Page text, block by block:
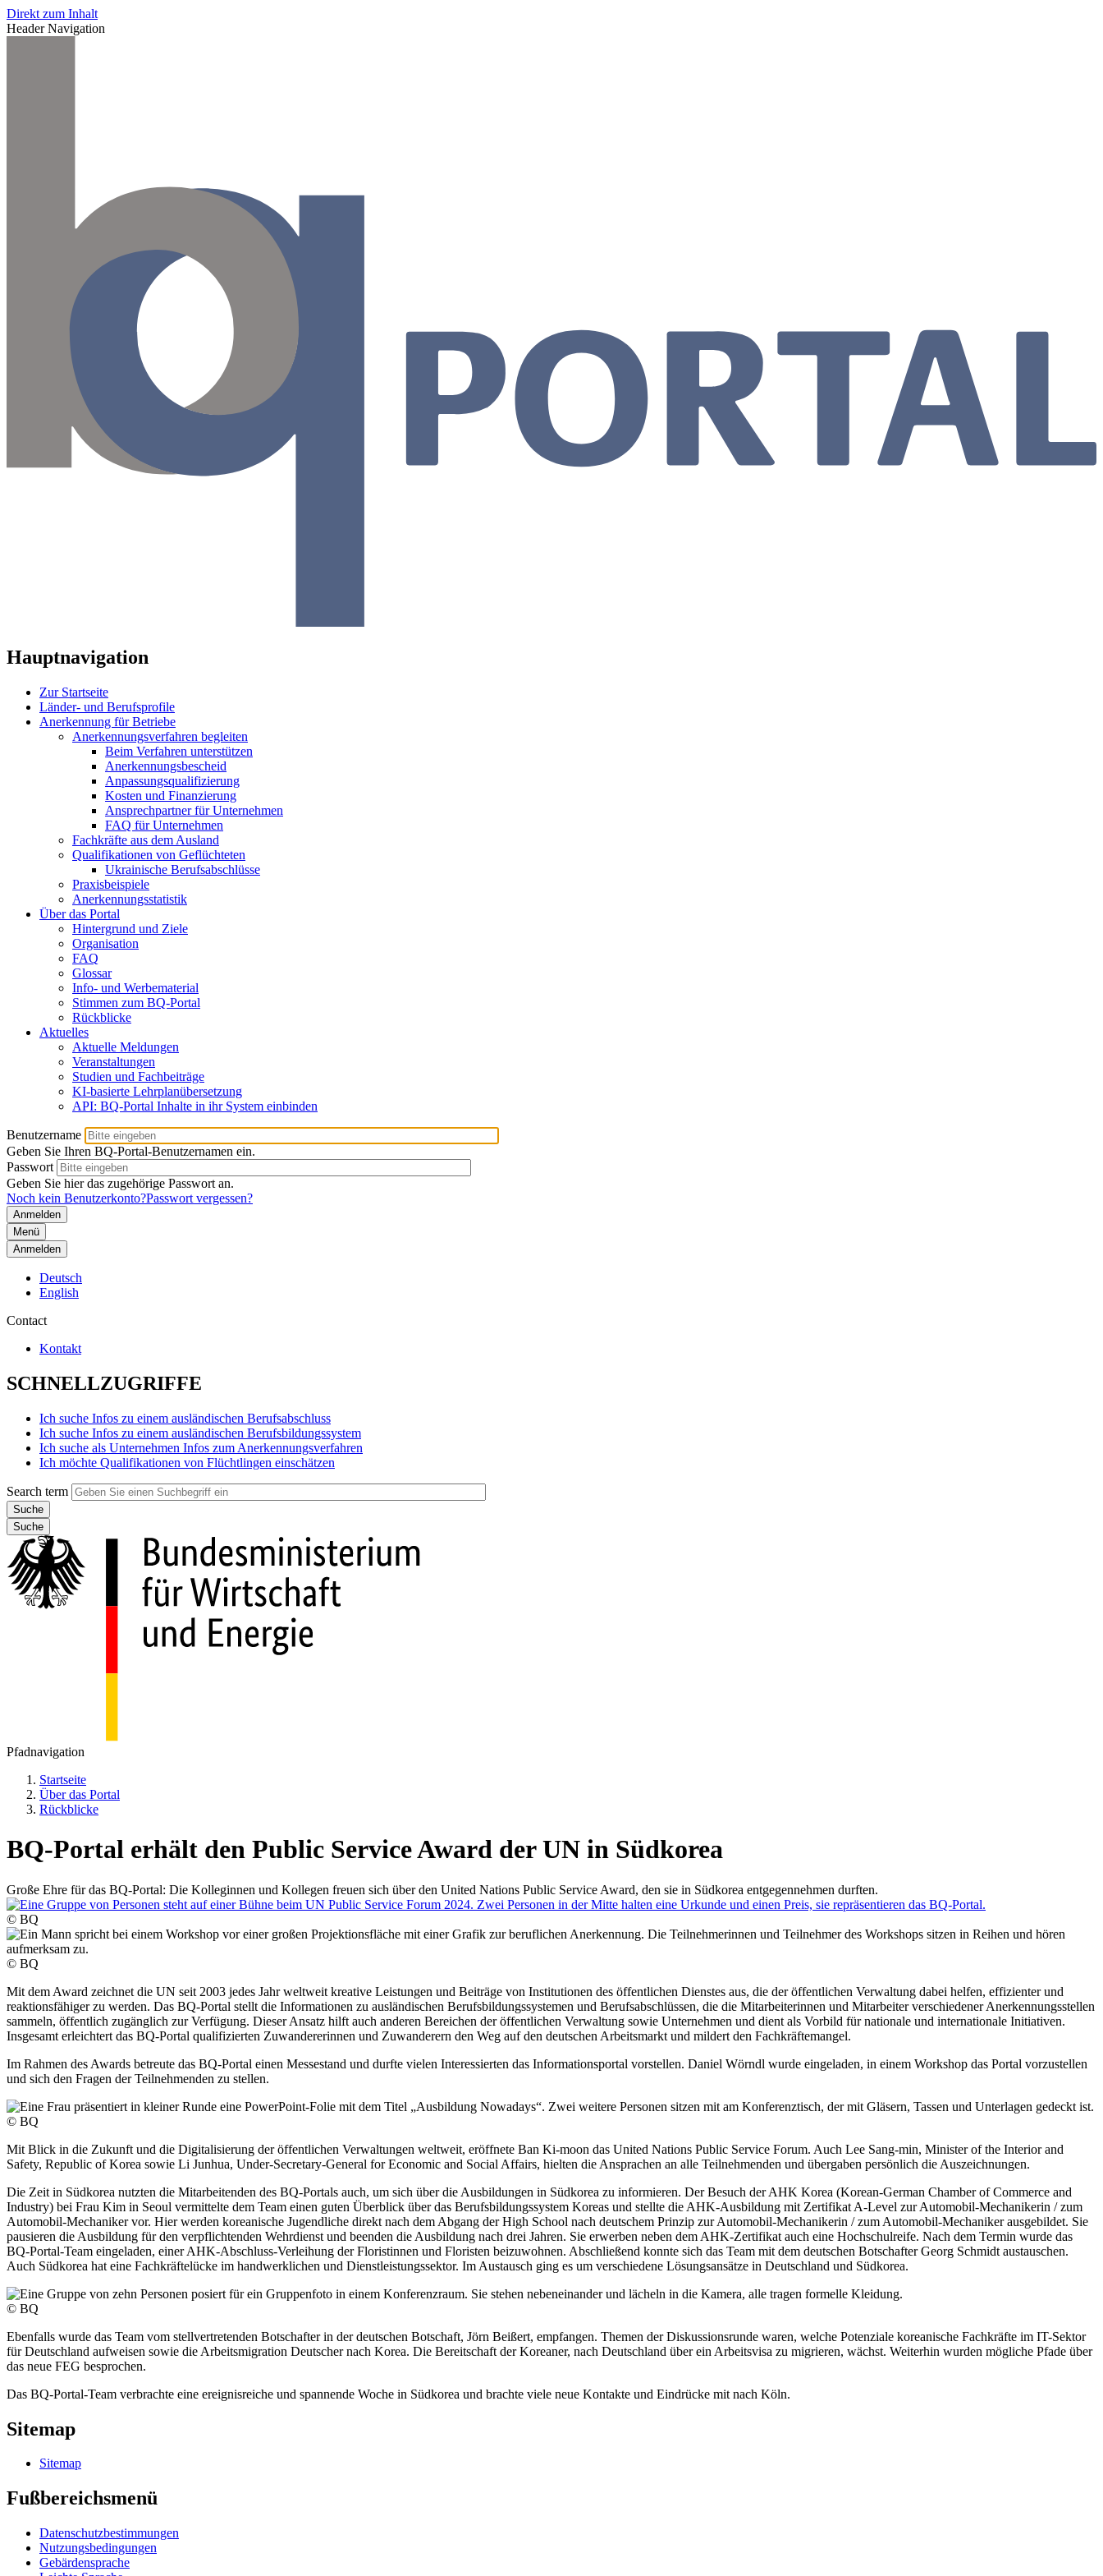
Direkt zum Inhalt
Header Navigation
Hauptnavigation
Zur Startseite
Länder- und Berufsprofile
Anerkennung für Betriebe
Anerkennungsverfahren begleiten
Beim Verfahren unterstützen
Anerkennungsbescheid
Anpassungsqualifizierung
Kosten und Finanzierung
Ansprechpartner für Unternehmen
FAQ für Unternehmen
Fachkräfte aus dem Ausland
Qualifikationen von Geflüchteten
Ukrainische Berufsabschlüsse
Praxisbeispiele
Anerkennungsstatistik
Über das Portal
Hintergrund und Ziele
Organisation
FAQ
Glossar
Info- und Werbematerial
Stimmen zum BQ-Portal
Rückblicke
Aktuelles
Aktuelle Meldungen
Veranstaltungen
Studien und Fachbeiträge
KI-basierte Lehrplanübersetzung
API: BQ-Portal Inhalte in ihr System einbinden
Benutzername
Geben Sie Ihren BQ-Portal-Benutzernamen ein.
Passwort
Geben Sie hier das zugehörige Passwort an.
Noch kein Benutzerkonto?Passwort vergessen?
Menü
Anmelden
Deutsch
English
Contact
Kontakt
SCHNELLZUGRIFFE
Ich suche Infos zu einem ausländischen Berufsabschluss
Ich suche Infos zu einem ausländischen Berufsbildungssystem
Ich suche als Unternehmen Infos zum Anerkennungsverfahren
Ich möchte Qualifikationen von Flüchtlingen einschätzen
Search term
Suche
Pfadnavigation
Startseite
Über das Portal
Rückblicke
BQ-Portal erhält den Public Service Award der UN in Südkorea
Große Ehre für das BQ-Portal: Die Kolleginnen und Kollegen freuen sich über den United Nations Public Service Award, den sie in Südkorea entgegennehmen durften.
© BQ
© BQ
Mit dem Award zeichnet die UN seit 2003 jedes Jahr weltweit kreative Leistungen und Beiträge von Institutionen des öffentlichen Dienstes aus, die der öffentlichen Verwaltung dabei helfen, effizienter und
reaktionsfähiger zu werden. Das BQ-Portal stellt die Informationen zu ausländischen Berufsbildungssystemen und Berufsabschlüssen, die die Mitarbeiterinnen und Mitarbeiter verschiedener Anerkennungsstellen
sammeln, öffentlich zugänglich zur Verfügung. Dieser Ansatz hilft auch anderen Bereichen der öffentlichen Verwaltung sowie Unternehmen und dient als Vorbild für nationale und internationale Initiativen.
Insgesamt erleichtert das BQ-Portal qualifizierten Zuwandererinnen und Zuwanderern den Weg auf den deutschen Arbeitsmarkt und mildert den Fachkräftemangel.
Im Rahmen des Awards betreute das BQ-Portal einen Messestand und durfte vielen Interessierten das Informationsportal vorstellen. Daniel Wörndl wurde eingeladen, in einem Workshop das Portal vorzustellen
und sich den Fragen der Teilnehmenden zu stellen.
© BQ
Mit Blick in die Zukunft und die Digitalisierung der öffentlichen Verwaltungen weltweit, eröffnete Ban Ki-moon das United Nations Public Service Forum. Auch Lee Sang-min, Minister of the Interior and
Safety, Republic of Korea sowie Li Junhua, Under-Secretary-General for Economic and Social Affairs, hielten die Ansprachen an alle Teilnehmenden und übergaben persönlich die Auszeichnungen.
Die Zeit in Südkorea nutzten die Mitarbeitenden des BQ-Portals auch, um sich über die Ausbildungen in Südkorea zu informieren. Der Besuch der AHK Korea (Korean-German Chamber of Commerce and
Industry) bei Frau Kim in Seoul vermittelte dem Team einen guten Überblick über das Berufsbildungssystem Koreas und stellte die AHK-Ausbildung mit Zertifikat A-Level zur Automobil-Mechanikerin / zum
Automobil-Mechaniker vor. Hier werden koreanische Jugendliche direkt nach dem Abgang der High School nach deutschem Prinzip zur Automobil-Mechanikerin / zum Automobil-Mechaniker ausgebildet. Sie
pausieren die Ausbildung für den verpflichtenden Wehrdienst und beenden die Ausbildung nach drei Jahren. Sie erwerben neben dem AHK-Zertifikat auch eine Hochschulreife. Nach dem Termin wurde das
BQ-Portal-Team eingeladen, einer AHK-Abschluss-Verleihung der Floristinnen und Floristen beizuwohnen. Abschließend konnte sich das Team mit dem deutschen Botschafter Georg Schmidt austauschen.
Auch Südkorea hat eine Fachkräftelücke im handwerklichen und Dienstleistungssektor. Im Austausch ging es um verschiedene Lösungsansätze in Deutschland und Südkorea.
© BQ
Ebenfalls wurde das Team vom stellvertretenden Botschafter in der deutschen Botschaft, Jörn Beißert, empfangen. Themen der Diskussionsrunde waren, welche Potenziale koreanische Fachkräfte im IT-Sektor
für Deutschland aufweisen sowie die Arbeitsmigration Deutscher nach Korea. Die Bereitschaft der Koreaner, nach Deutschland über ein Arbeitsvisa zu migrieren, wächst. Weiterhin wurden mögliche Pfade über
das neue FEG besprochen.
Das BQ-Portal-Team verbrachte eine ereignisreiche und spannende Woche in Südkorea und brachte viele neue Kontakte und Eindrücke mit nach Köln.
Sitemap
Sitemap
Fußbereichsmenü
Datenschutzbestimmungen
Nutzungsbedingungen
Gebärdensprache